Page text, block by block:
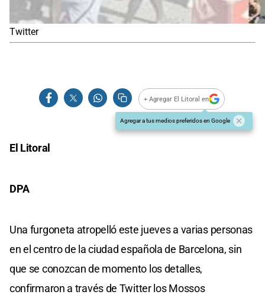
Twitter
+ Agregar El Litoral en
Agregar a tus medios preferidos en Google
El Litoral
DPA
Una furgoneta atropelló este jueves a varias personas
en el centro de la ciudad española de Barcelona, sin
que se conozcan de momento los detalles,
confirmaron a través de Twitter los Mossos